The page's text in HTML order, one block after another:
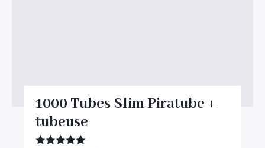
1000 Tubes Slim Piratube +
tubeuse